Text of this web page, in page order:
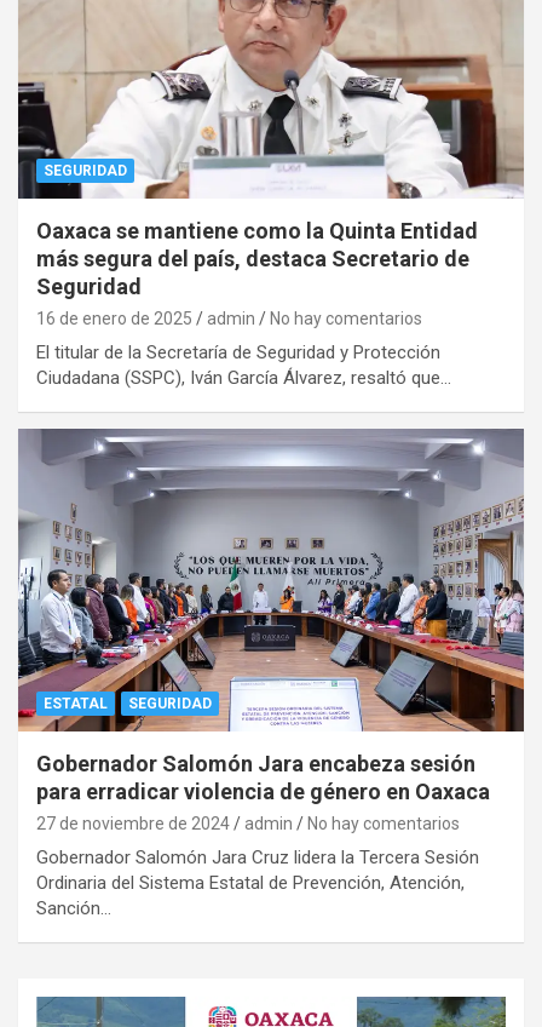
SEGURIDAD
Oaxaca se mantiene como la Quinta Entidad
más segura del país, destaca Secretario de
Seguridad
16 de enero de 2025 admin No hay comentarios
El titular de la Secretaría de Seguridad y Protección
Ciudadana (SSPC), Iván García Álvarez, resaltó que…
ESTATAL SEGURIDAD
Gobernador Salomón Jara encabeza sesión
para erradicar violencia de género en Oaxaca
27 de noviembre de 2024 admin No hay comentarios
Gobernador Salomón Jara Cruz lidera la Tercera Sesión
Ordinaria del Sistema Estatal de Prevención, Atención,
Sanción…